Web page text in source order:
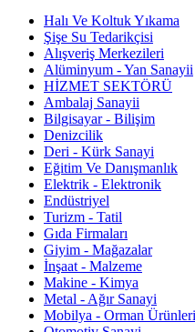
Halı Ve Koltuk Yıkama
Şişe Su Tedarikçisi
Alışveriş Merkezileri
Alüminyum - Yan Sanayii
HİZMET SEKTÖRÜ
Ambalaj Sanayii
Bilgisayar - Bilişim
Denizcilik
Deri - Kürk Sanayi
Eğitim Ve Danışmanlık
Elektrik - Elektronik
Endüstriyel
Turizm - Tatil
Gıda Firmaları
Giyim - Mağazalar
İnşaat - Malzeme
Makine - Kimya
Metal - Ağır Sanayi
Mobilya - Orman Ürünleri